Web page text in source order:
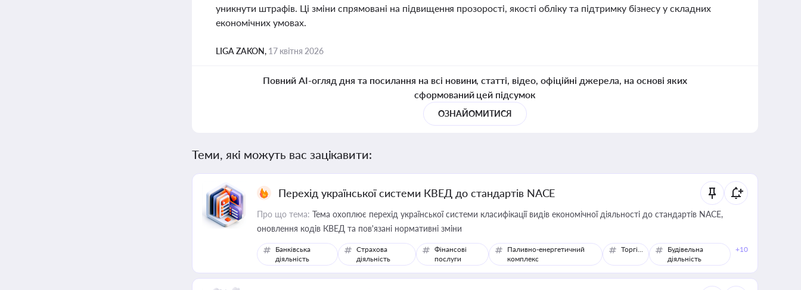
уникнути штрафів. Ці зміни спрямовані на підвищення прозорості, якості обліку та підтримку бізнесу у складних
економічних умовах.
LIGA ZAKON, 17 квітня 2026
Повний AI-огляд дня та посилання на всі новини, статті, відео, офіційні джерела, на основі яких
сформований цей підсумок
ОЗНАЙОМИТИСЯ
Теми, які можуть вас зацікавити:
Перехід української системи КВЕД до стандартів NACE
Про що тема: Тема охоплює перехід української системи класифікації видів економічної діяльності до стандартів NACE,
оновлення кодів КВЕД та пов'язані нормативні зміни
Банківська
діяльність
Страхова
діяльність
Фінансові
послуги
Паливно-енергетичний
комплекс
Торгівля
Будівельна
діяльність
+10